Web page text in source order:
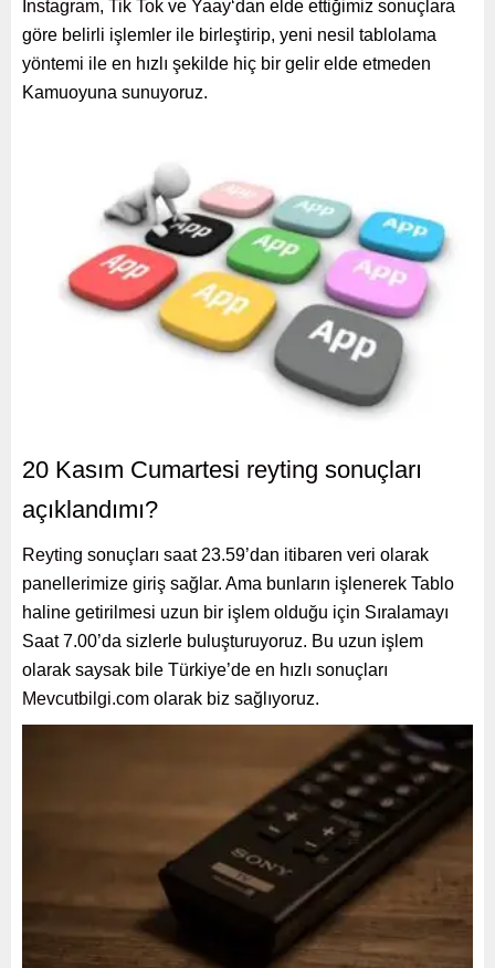
İnstagram, Tik Tok ve Yaay‘dan elde ettiğimiz sonuçlara
göre belirli işlemler ile birleştirip, yeni nesil tablolama
yöntemi ile en hızlı şekilde hiç bir gelir elde etmeden
Kamuoyuna sunuyoruz.
20 Kasım Cumartesi reyting sonuçları
açıklandımı?
Reyting sonuçları saat 23.59’dan itibaren veri olarak
panellerimize giriş sağlar. Ama bunların işlenerek Tablo
haline getirilmesi uzun bir işlem olduğu için Sıralamayı
Saat 7.00’da sizlerle buluşturuyoruz. Bu uzun işlem
olarak saysak bile Türkiye’de en hızlı sonuçları
Mevcutbilgi.com olarak biz sağlıyoruz.